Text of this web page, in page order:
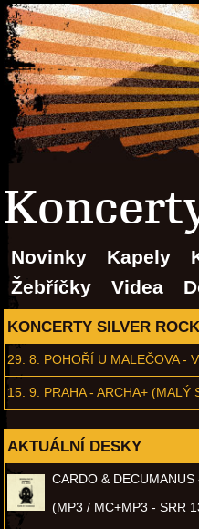
Novinky Kapely
Žebříčky
Videa
KONCERTY SILVER
29. 8. POHOŘÍ U MALEČOVA -
15. 9. PRAHA - ARCHA+ (MALÝ
AKTUÁLNÍ DESKY
CARDO &
(MP3 / MC+MP3 - SRR